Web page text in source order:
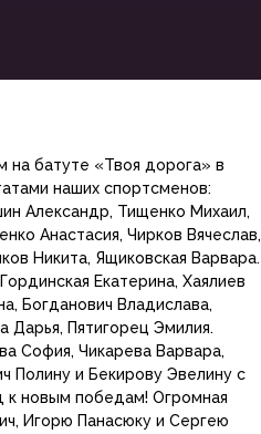
батуте «Твоя дорога» в
наших спортсменов:
Александр, Тищенко Михаил,
Анастасия, Чирков Вячеслав,
Никита, Ящиковская Варвара.
Екатерина, Хаялиев
Богданович Владислава,
Дарья, Пятигорец Эмилия.
София, Чикарева Варвара,
Полину и Бекирову Эвелину с
к новым победам! Огромная
Игорю Панасюку и Сергею